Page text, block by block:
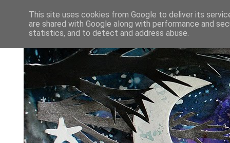
This site uses cookies from Google to deliver its
are shared with Google along with performance and
statistics, and to detect and address abuse.